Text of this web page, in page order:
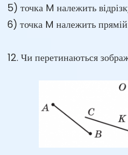
5) точка M належить
6) точка M належить
12. Чи перетинаються